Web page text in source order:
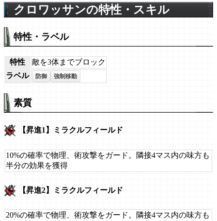
クロワッサンの特性・スキル
特性・ラベル
特性
敵を3体までブロック
ラベル
防御 強制移動
素質
【昇進1】ミラクルフィールド
10%の確率で物理、術攻撃をガード。隣接4マス内の味方も
半分の効果を獲得
【昇進2】ミラクルフィールド
20%の確率で物理、術攻撃をガード。隣接4マス内の味方も